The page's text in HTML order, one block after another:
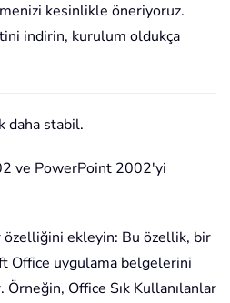
kesinlikle öneriyoruz.
indirin, kurulum oldukça
daha stabil.
ve PowerPoint 2002'yi
özelliğini ekleyin: Bu özellik, bir
Office uygulama belgelerini
Office Sık Kullanılanlar